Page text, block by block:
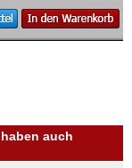
auch